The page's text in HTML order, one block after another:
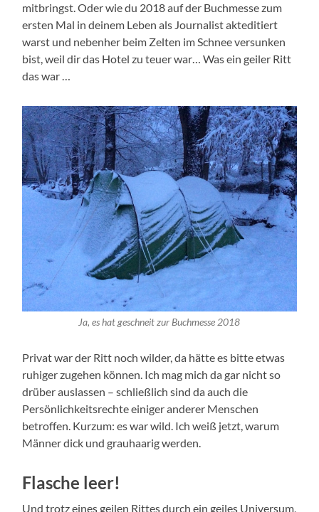
mitbringst. Oder wie du 2018 auf der Buchmesse zum
ersten Mal in deinem Leben als Journalist akteditiert
warst und nebenher beim Zelten im Schnee versunken
bist, weil dir das Hotel zu teuer war… Was ein geiler Ritt
das war …
Ja, es hat geschneit zur Buchmesse 2018
Privat war der Ritt noch wilder, da hätte es bitte etwas
ruhiger zugehen können. Ich mag mich da gar nicht so
drüber auslassen – schließlich sind da auch die
Persönlichkeitsrechte einiger anderer Menschen
betroffen. Kurzum: es war wild. Ich weiß jetzt, warum
Männer dick und grauhaarig werden.
Flasche leer!
Und trotz eines geilen Rittes durch ein geiles Universum,